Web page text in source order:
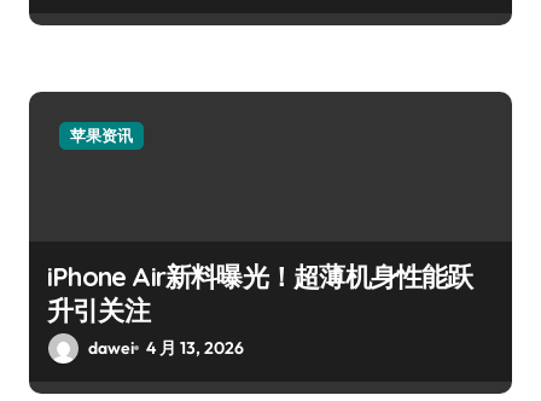
苹果资讯
iPhone Air新料曝光！超薄机身性能跃
升引关注
dawei 4 月 13, 2026